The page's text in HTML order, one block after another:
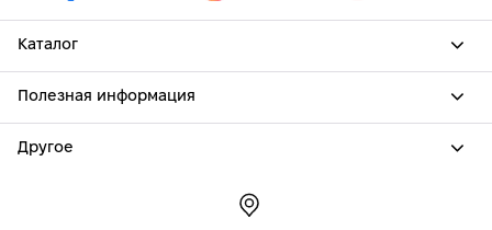
Каталог
Полезная информация
Другое